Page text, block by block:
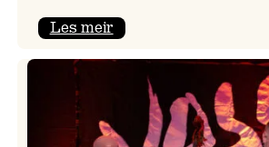
Les meir:
siderhimmelen
til